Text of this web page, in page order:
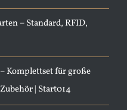
– Standard, RFID,
Komplettset für große
| Start014